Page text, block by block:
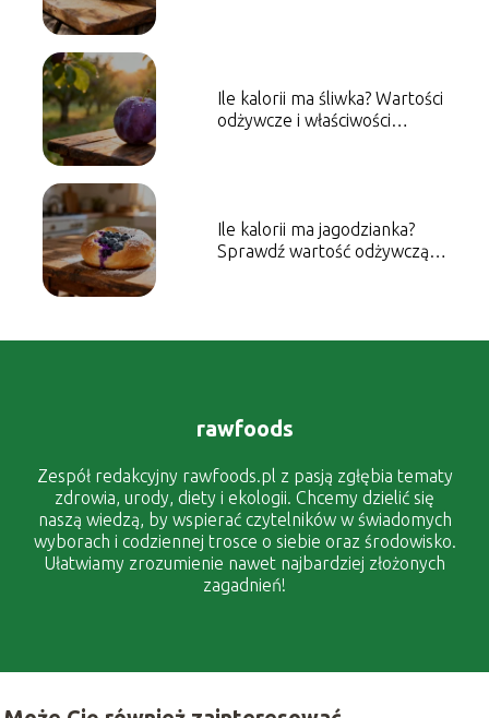
Ile kalorii ma śliwka? Wartości
odżywcze i właściwości
Ile kalorii ma jagodzianka?
Sprawdź wartość odżywczą
rawfoods
Zespół redakcyjny rawfoods.pl z pasją zgłębia tematy
zdrowia, urody, diety i ekologii. Chcemy dzielić się
naszą wiedzą, by wspierać czytelników w świadomych
wyborach i codziennej trosce o siebie oraz środowisko.
Ułatwiamy zrozumienie nawet najbardziej złożonych
zagadnień!